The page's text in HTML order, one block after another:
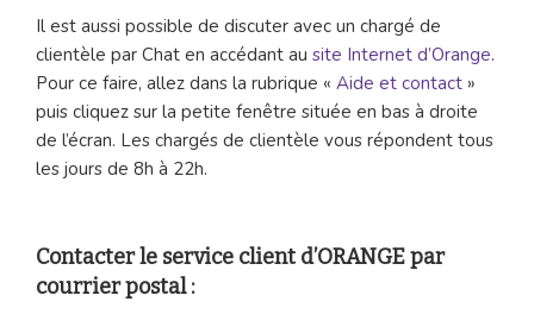
Il est aussi possible de discuter avec un chargé de
clientèle par Chat en accédant au site Internet d’Orange.
Pour ce faire, allez dans la rubrique « Aide et contact »
puis cliquez sur la petite fenêtre située en bas à droite
de l’écran. Les chargés de clientèle vous répondent tous
les jours de 8h à 22h.
Contacter le service client d’ORANGE par
courrier postal :